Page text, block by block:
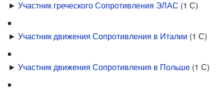
► Участник греческого Сопротивления ЭЛАС (1 С)
► Участник движения Сопротивления в Италии (1 С)
► Участник движения Сопротивления в Польше (1 С)